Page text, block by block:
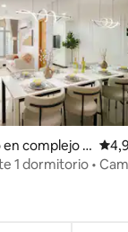
complejo r
Air
1 dormitorio •